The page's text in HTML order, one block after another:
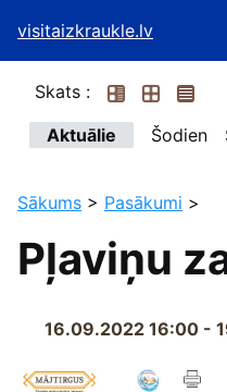
visitaizkraukle.lv
Skats :
Aktuālie
Šodien
Sākums > Pasākumi >
Pļaviņu
16.09.2022 16:00 -